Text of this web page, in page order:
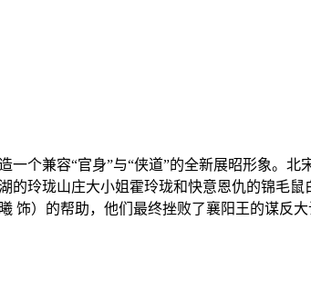
个兼容“官身”与“侠道”的全新展昭形象。北
玲珑山庄大小姐霍玲珑和快意恩仇的锦毛鼠
）的帮助，他们最终挫败了襄阳王的谋反大